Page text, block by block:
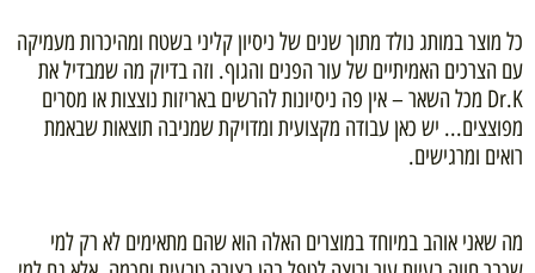
כל מוצר במותג נולד מתוך שנים של ניסיון קליני בשטח ומהיכרות מעמיקה
עם הצרכים האמיתיים של עור הפנים והגוף. וזה בדיוק מה שמבדיל את
Dr.K מכל השאר – אין פה ניסיונות להרשים באריזות נוצצות או מסרים
מפוצצים... יש כאן עבודה מקצועית ומדויקת שמניבה תוצאות שבאמת
רואים ומרגישים.
מה שאני אוהב במיוחד במוצרים האלה הוא שהם מתאימים לא רק למי